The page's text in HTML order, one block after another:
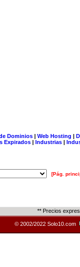
Dominios| Web Hosting |
Expirados | Industrias |
[Pág.
** Precios
© 2002/2022 Solo10.com